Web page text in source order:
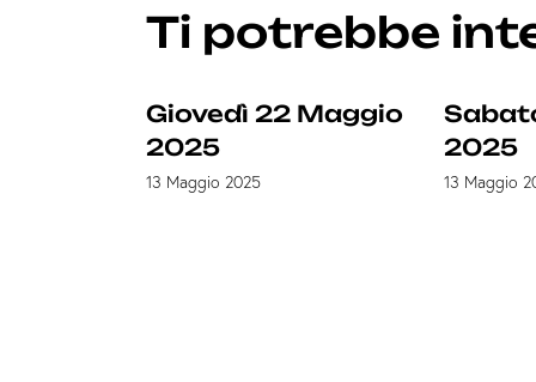
Ti potrebbe
Giovedì 22 Maggio
2025
13 Maggio 2025
2025
13 Maggio